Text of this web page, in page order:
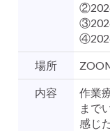
場所
内容
作業
まで
感じ